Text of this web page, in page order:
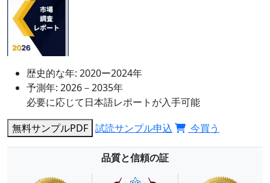
歴史的な年: 2020ー2024年
予測年: 2026－2035年
必要に応じて日本語レポートが入手可能
無料サンプルPDF 試読サンプル申込 今買う
品質と信頼の証